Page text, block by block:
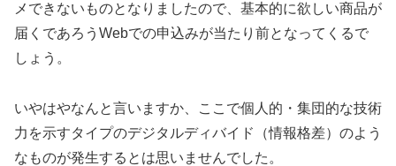
メできないものとなりましたので、基本的に欲しい商品が
届くであろうWebでの申込みが当たり前となってくるで
しょう。
いやはやなんと言いますか、ここで個人的・集団的な技術
力を示すタイプのデジタルディバイド（情報格差）のよう
なものが発生するとは思いませんでした。